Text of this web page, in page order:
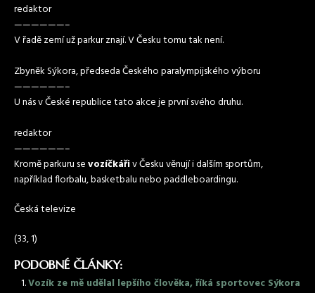
redaktor
——————–
V řadě zemí už parkur znají. V Česku tomu tak není.
Zbyněk Sýkora, předseda Českého paralympijského výboru
——————–
U nás v České republice tato akce je první svého druhu.
redaktor
——————–
Kromě parkuru sevozíčkářiv Česku věnují i dalším sportům,
například florbalu, basketbalu nebo paddleboardingu.
Česká televize
(33, 1)
PODOBNÉ ČLÁNKY:
Vozík ze mě udělal lepšího člověka, říká sportovec Sýkora